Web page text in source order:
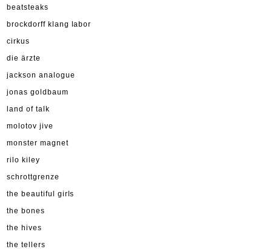
beatsteaks
brockdorff klang labor
cirkus
die ärzte
jackson analogue
jonas goldbaum
land of talk
molotov jive
monster magnet
rilo kiley
schrottgrenze
the beautiful girls
the bones
the hives
the tellers